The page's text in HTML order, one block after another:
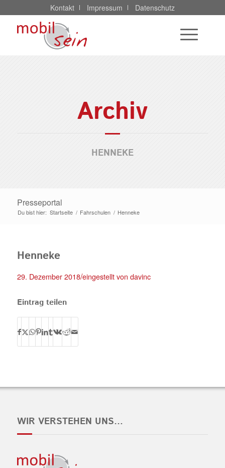
Kontakt Impressum Datenschutz
Archiv
HENNEKE
Presseportal
Du bist hier: Startseite / Fahrschulen / Henneke
Henneke
29. Dezember 2018/eingestellt von davinc
Eintrag teilen
WIR VERSTEHEN UNS…